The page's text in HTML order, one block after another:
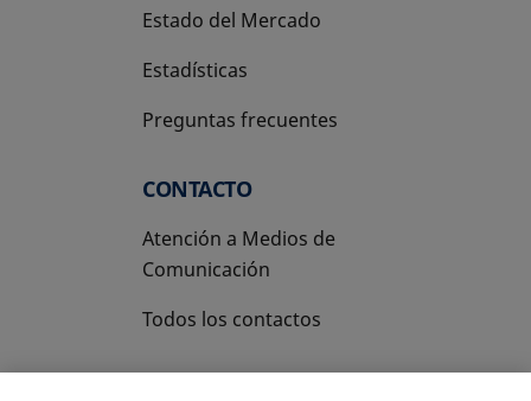
Estado del Mercado
Estadísticas
Preguntas frecuentes
CONTACTO
Atención a Medios de
Comunicación
Todos los contactos